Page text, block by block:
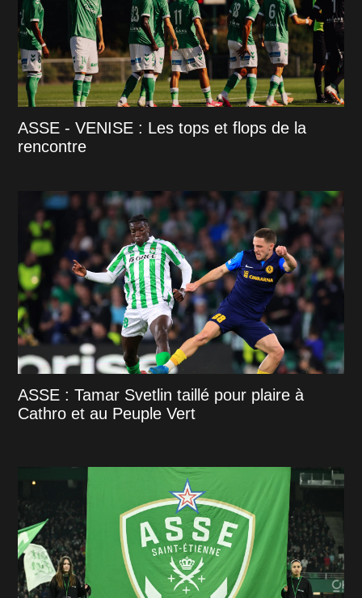
ASSE - VENISE : Les tops et flops de la
rencontre
ASSE : Tamar Svetlin taillé pour plaire à
Cathro et au Peuple Vert